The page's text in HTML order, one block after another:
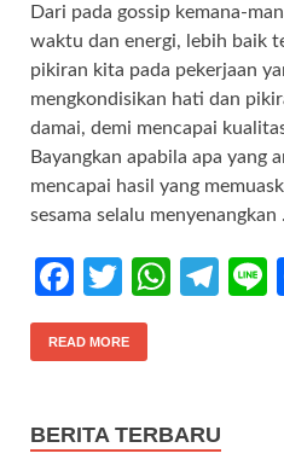
b
o
o
k
itt
er
at
s
A
p
p
gr
a
m
Dari pada gossip kemana-
waktu dan energi, lebih baik
pikiran kita pada pekerjaan
mengkondisikan hati dan
damai, demi mencapai
Bayangkan apabila apa yang
mencapai hasil yang
sesama selalu menyenangkan
Fa
ce
b
o
T
w
itt
W
A
Te
m
READ MORE
BERITA TERBARU